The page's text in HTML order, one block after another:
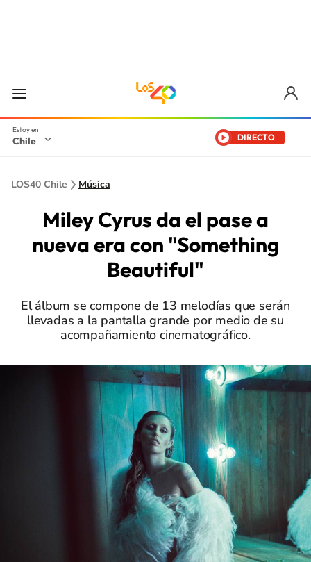
Chile DIRECTO
LOS40 Chile Música
Miley Cyrus da el pase a
nueva era con "Something
Beautiful"
El álbum se compone de 13 melodías que serán
llevadas a la pantalla grande por medio de su
acompañamiento cinematográfico.